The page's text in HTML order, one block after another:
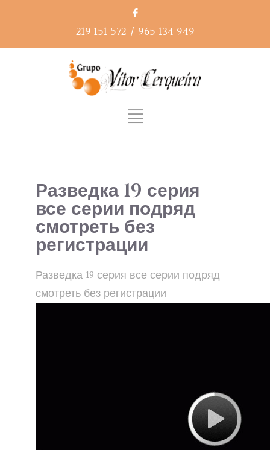
219 151 572 / 965 134 949
Разведка 19 серия
все серии подряд
смотреть без
регистрации
Разведка 19 серия все серии подряд
смотреть без регистрации